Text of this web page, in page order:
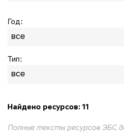
Год:
все
Тип:
все
Найдено ресурсов: 11
Полные тексты ресурсов ЭБС